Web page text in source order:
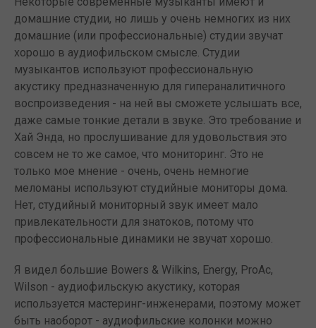
домашние студии, но лишь у очень немногих из них
домашние (или профессиональные) студии звучат
хорошо в аудиофильском смысле. Студии
музыкантов используют профессиональную
акустику предназначенную для гипераналитичного
воспроизведения - на ней вы сможете услышать все,
даже самые тонкие детали в звуке. Это требование и
Хай Энда, но прослушивание для удовольствия это
совсем не то же самое, что мониторинг. Это не
только мое мнение - очень, очень немногие
меломаны используют студийные мониторы дома.
Нет, студийный мониторный звук имеет мало
привлекательности для знатоков, потому что
профессиональные динамики не звучат хорошо.
Я видел большие Bowers & Wilkins, Energy, ProAc,
Wilson - аудиофильскую акустику, которая
используется мастеринг-инженерами, поэтому может
быть наоборот - аудиофильские колонки можно